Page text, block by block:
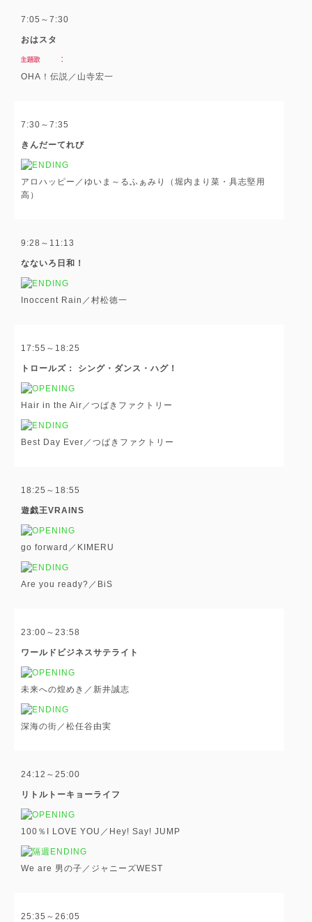
7:05～7:30
おはスタ
OHA！伝説／山寺宏一
7:30～7:35
きんだーてれび
アロハッピー／ゆいま～るふぁみり（堀内まり菜・具志堅用
高）
9:28～11:13
なないろ日和！
Inoccent Rain／村松徳一
17:55～18:25
トロールズ： シング・ダンス・ハグ！
Hair in the Air／つばきファクトリー
Best Day Ever／つばきファクトリー
18:25～18:55
遊戯王VRAINS
go forward／KIMERU
Are you ready?／BiS
23:00～23:58
ワールドビジネスサテライト
未来への煌めき／新井誠志
深海の街／松任谷由実
24:12～25:00
リトルトーキョーライフ
100％I LOVE YOU／Hey! Say! JUMP
We are 男の子／ジャニーズWEST
25:35～26:05